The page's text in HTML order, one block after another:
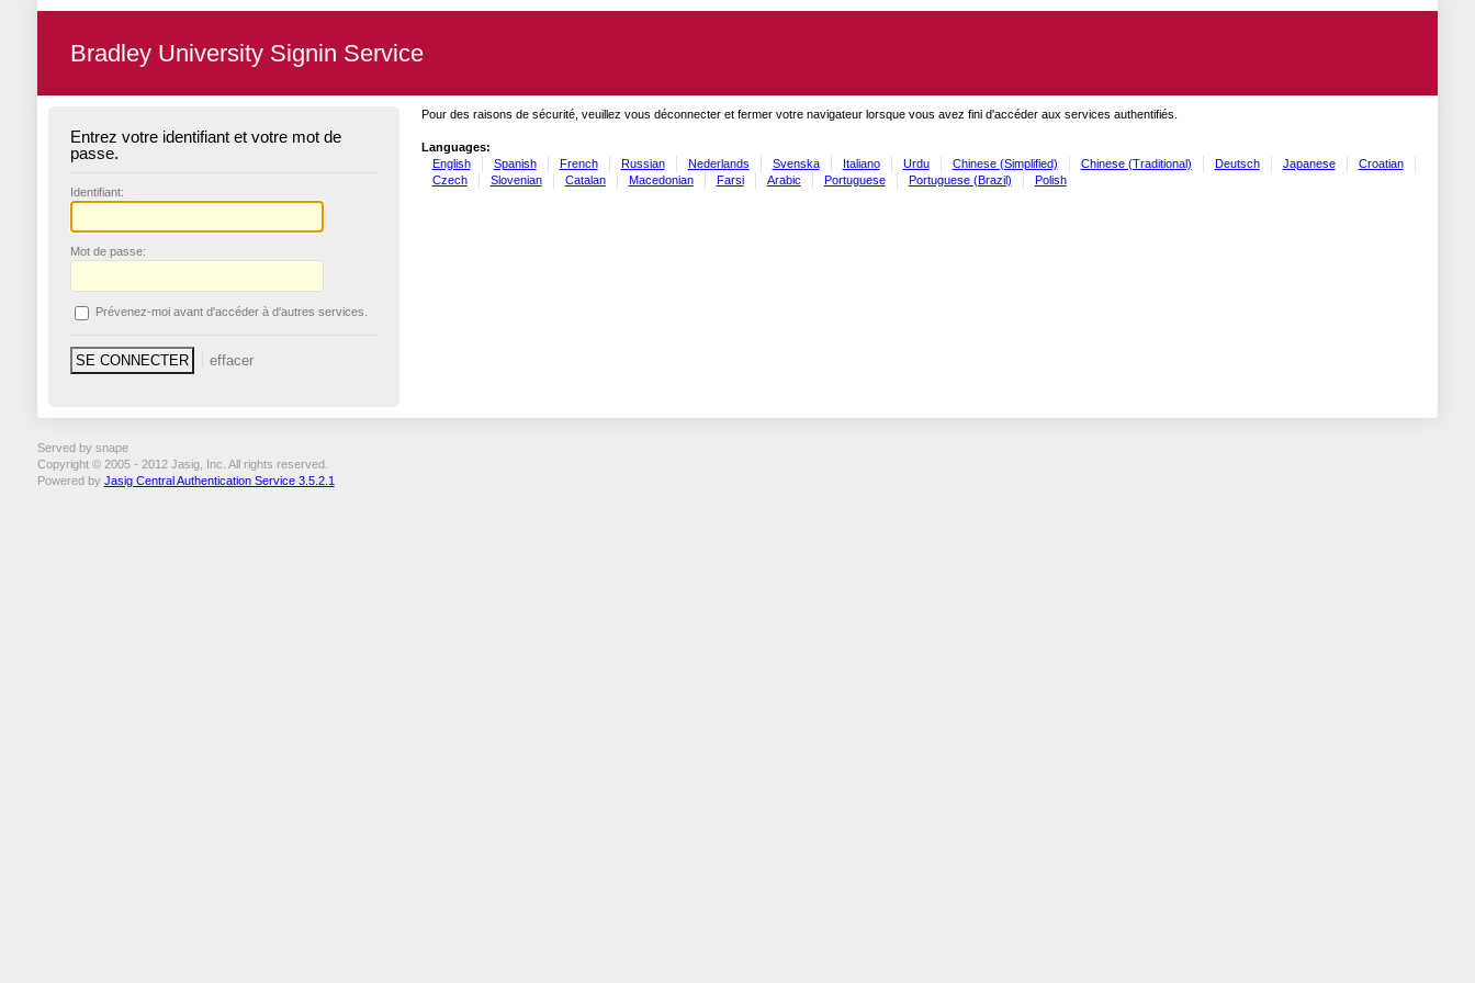
Bradley University Signin Service
Entrez votre identifiant et votre mot de
passe.
Identifiant:
Mot de passe:
Prévenez-moi avant d'accéder à d'autres services.
Pour des raisons de sécurité, veuillez vous déconnecter et fermer votre navigateur lorsque vous avez fini d'accéder aux services authentifiés.
Languages:
English
Spanish French Russian Nederlands Svenska Italiano Urdu Chinese (Simplified) Chinese (Traditional) Deutsch Japanese
Croatian
Czech
Slovenian Catalan Macedonian Farsi Arabic Portuguese Portuguese (Brazil) Polish
Served by snape
Copyright © 2005 - 2012 Jasig, Inc. All rights reserved.
Powered by Jasig Central Authentication Service 3.5.2.1